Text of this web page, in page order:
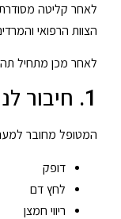
לאחר קליטה
הצוות הרפואי
לאחר מכן מתחיל
1. חיבור לניטור רפואי
המטופל מחובר
דופק
לחץ דם
ריווי חמצן